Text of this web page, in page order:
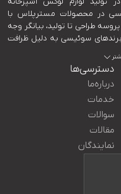
شما هستند.
دسترسی‌ها
درباره‌ما
خدمات
سوالات
مقالات
نمایندگان